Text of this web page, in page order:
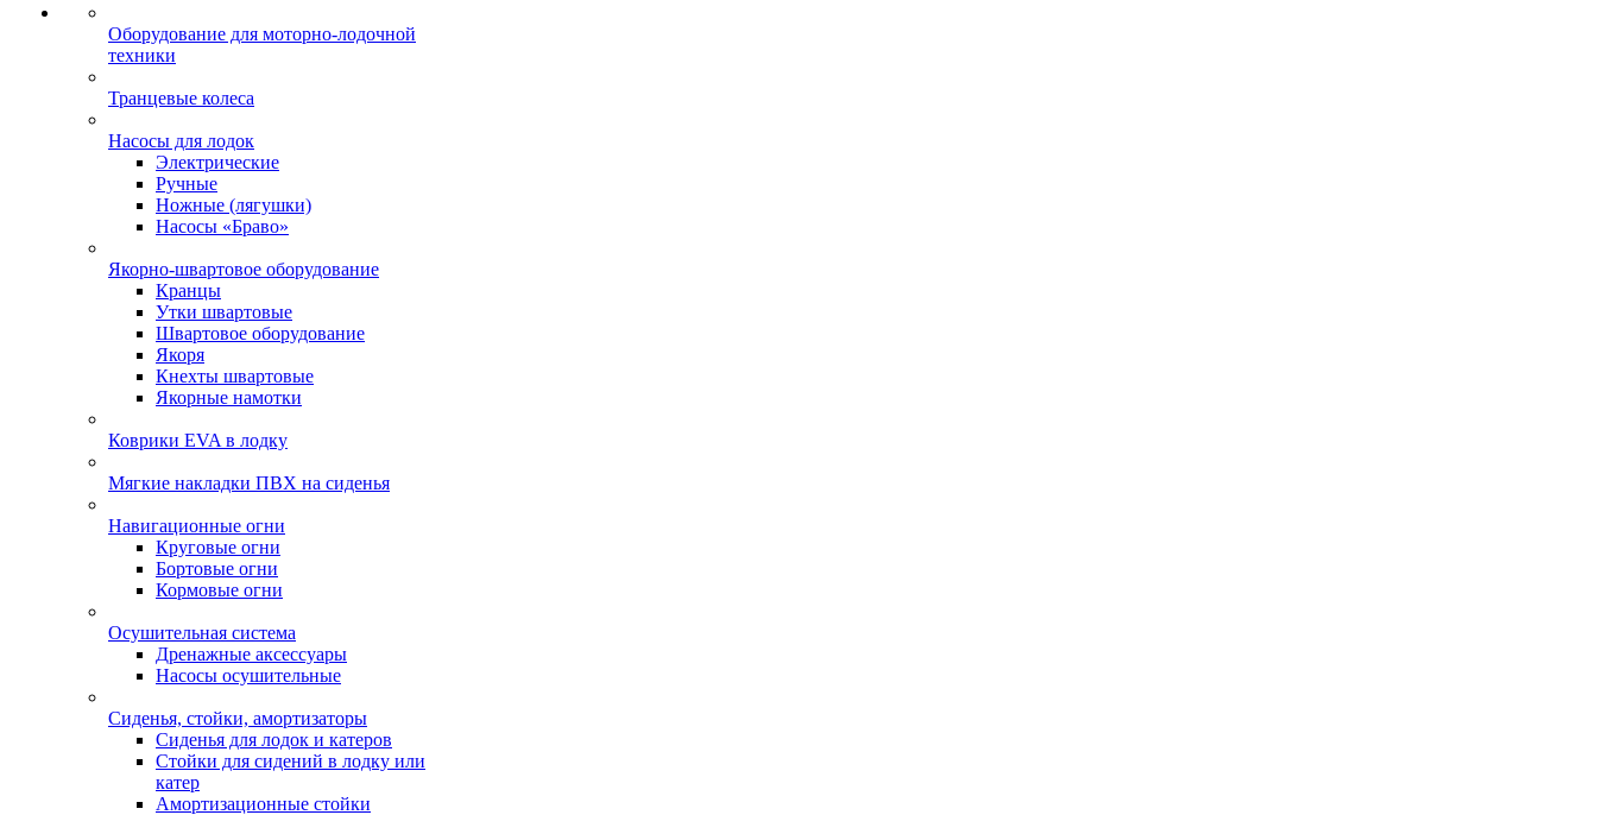
Оборудование для моторно-лодочной
техники
Транцевые колеса
Насосы для лодок
Электрические
Ручные
Ножные (лягушки)
Насосы «Браво»
Якорно-швартовое оборудование
Кранцы
Утки швартовые
Швартовое оборудование
Якоря
Кнехты швартовые
Якорные намотки
Коврики EVA в лодку
Мягкие накладки ПВХ на сиденья
Навигационные огни
Круговые огни
Бортовые огни
Кормовые огни
Осушительная система
Дренажные аксессуары
Насосы осушительные
Сиденья, стойки, амортизаторы
Сиденья для лодок и катеров
Стойки для сидений в лодку или
катер
Амортизационные стойки